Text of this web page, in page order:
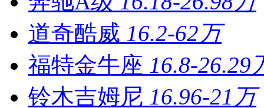
道奇酷威 16.2-62万
福特金牛座 16.8-26.29
铃木吉姆尼 16.96-21万